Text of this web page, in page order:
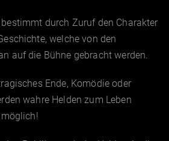
durch Zuruf den Charakter
welche von den
auf die Bühne gebracht werden.
Ende, Komödie oder
wahre Helden zum Leben